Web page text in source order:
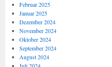
Februar 2025
Januar 2025
Dezember 2024
November 2024
Oktober 2024
September 2024
August 2024
Juli 2024